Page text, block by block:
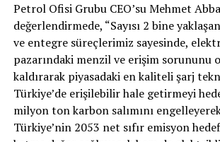
Petrol Ofisi Grubu CEO’su Mehmet
değerlendirmede, “Sayısı 2 bine
ve entegre süreçlerimiz sayesinde,
pazarındaki menzil ve erişim sorununu
kaldırarak piyasadaki en kaliteli şarj
Türkiye’de erişilebilir hale getirmeyi
milyon ton karbon salımını
Türkiye’nin 2053 net sıfır emisyon